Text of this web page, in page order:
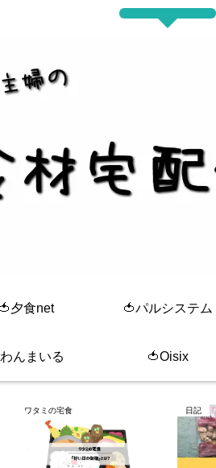
🍅夕食net 🍅パルシステム
んまいる 🍅Oisix
ワタミの宅食 日記